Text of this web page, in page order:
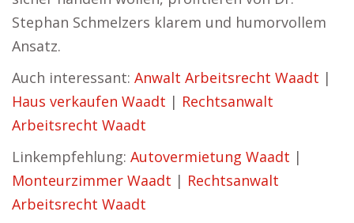
Stephan Schmelzers klarem und humorvollem
Ansatz.
Auch interessant: Anwalt Arbeitsrecht Waadt |
Haus verkaufen Waadt | Rechtsanwalt
Arbeitsrecht Waadt
Linkempfehlung: Autovermietung Waadt |
Monteurzimmer Waadt | Rechtsanwalt
Arbeitsrecht Waadt